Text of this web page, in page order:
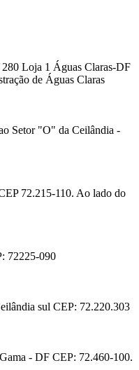
280 Loja 1 Águas Claras-DF
de Águas Claras
Setor "O" da Ceilândia -
72.215-110. Ao lado do
72225-090
sul CEP: 72.220.303
- DF CEP: 72.460-100.